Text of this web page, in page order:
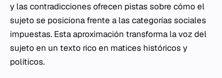
y las contradicciones ofrecen pistas sobre cómo el
sujeto se posiciona frente a las categorías sociales
impuestas. Esta aproximación transforma la voz del
sujeto en un texto rico en matices históricos y
políticos.